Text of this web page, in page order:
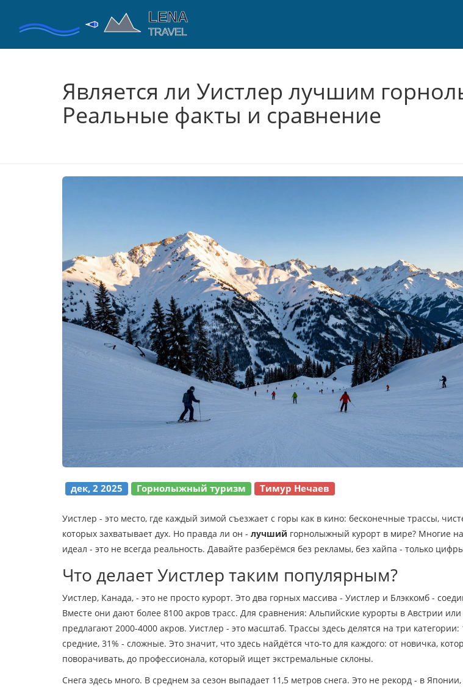
Является ли Уистлер лучшим
Реальные факты и сравнение
дек, 2 2025 Горнолыжный туризм Тимур Нечаев
Уистлер - это место, где каждый зимой съезжает с горы как в кино: бесконечные трассы,
которых захватывает дух. Но правда ли он - лучший горнолыжный курорт в мире? Многие
идеал - это не всегда реальность. Давайте разберёмся без рекламы, без хайпа - только
Что делает Уистлер таким популярным?
Уистлер, Канада, - это не просто курорт. Это два горных массива - Уистлер и Блэккомб -
Вместе они дают более 8100 акров трасс. Для сравнения: Альпийские курорты в Австрии
предлагают 2000-4000 акров. Уистлер - это масштаб. Трассы здесь делятся на три категории:
средние, 31% - сложные. Это значит, что здесь найдётся что-то для каждого: от новичка,
поворачивать, до профессионала, который ищет экстремальные склоны.
Снега здесь много. В среднем за сезон выпадает 11,5 метров снега. Это не рекорд - в